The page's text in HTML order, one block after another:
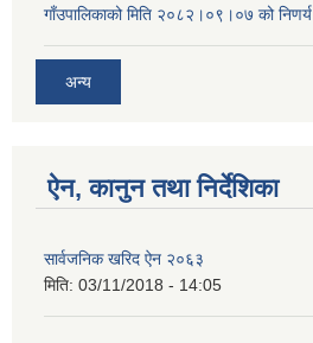
गाँउपालिकाको मिति २०८२।०९।०७ को निणर्य
अन्य
ऐन, कानुन तथा निर्देशिका
सार्वजनिक खरिद ऐन २०६३
मिति: 03/11/2018 - 14:05